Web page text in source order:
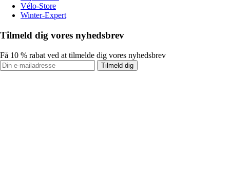
Vélo-Store
Winter-Expert
Tilmeld dig vores nyhedsbrev
Få 10 % rabat ved at tilmelde dig vores nyhedsbrev
Tilmeld dig